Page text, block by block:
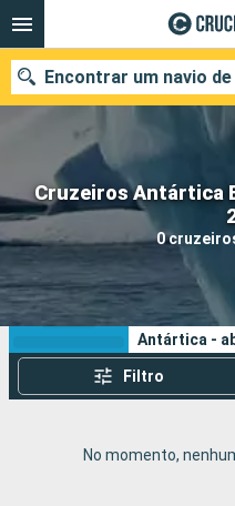
Cruzeiros Antártica
0
Encontrar um navio
Quando ir?
Data de partida
Cidades
Os seus
Antártica -
Filtro
No momento,